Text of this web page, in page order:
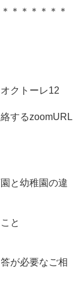
＊＊＊＊＊＊
トーレ12
るzoomURL
と幼稚園の違
と
が必要なご相